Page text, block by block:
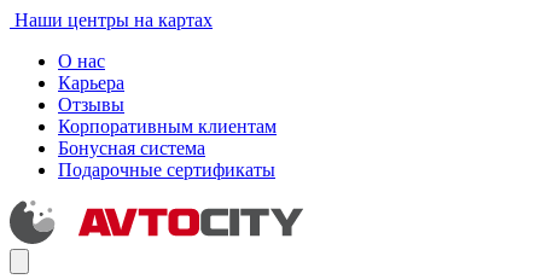
Наши центры на картах
О нас
Карьера
Отзывы
Корпоративным клиентам
Бонусная система
Подарочные сертификаты